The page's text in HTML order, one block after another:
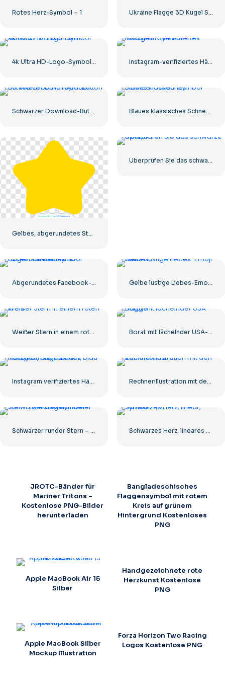
Rotes Herz-Symbol – 1
Gelbes, abgerundetes Sternsymbol
Abgerundetes Facebook-Symbol mit blauem Farbverlauf Gelbe lustige Liebes-Emoji-Ballons
Weißer Stern in einem roten Kreis Borat mit lächelnder USA-Flagge
Instagram verifiziertes Häkchen, abgerundet, blau Rechnerillustration mit den Zahlen 0-1-2-3
Schwarzer runder Stern – lineares Symbol Schwarzes Herz, lineares Symbol – 2
JROTC-Bänder für
Mariner Tritons –
Kostenlose PNG-Bilder
herunterladen
Bangladeschisches
Flaggensymbol mit rotem
Kreis auf grünem
Hintergrund Kostenloses
PNG
Apple MacBook Air 15
Silber
Handgezeichnete rote
Herzkunst Kostenlose
PNG
Apple MacBook Silber
Mockup Illustration
Forza Horizon Two Racing
Logos Kostenlose PNG